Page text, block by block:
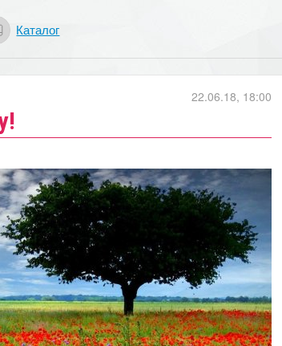
Каталог
22.06.18, 18:00